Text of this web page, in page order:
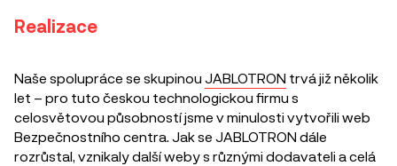
Realizace
Naše spolupráce se skupinou JABLOTRON trvá již několik
let – pro tuto českou technologickou firmu s
celosvětovou působností jsme v minulosti vytvořili web
Bezpečnostního centra. Jak se JABLOTRON dále
rozrůstal, vznikaly další weby s různými dodavateli a celá